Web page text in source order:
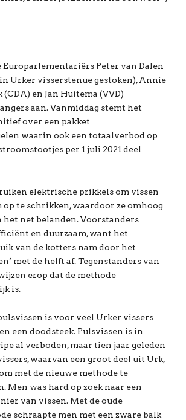
Europarlementariërs Peter van Dalen
Urker visserstenue gestoken), Annie
en Jan Huitema (VVD)
aan. Vanmiddag stemt het
over een pakket
waarin ook een totaalverbod op
per 1 juli 2021 deel
elektrische prikkels om vissen
op te schrikken, waardoor ze omhoog
het net belanden. Voorstanders
en duurzaam, want het
van de kotters nam door het
met de helft af. Tegenstanders van
erop dat de methode
is.
is voor veel Urker vissers
een doodsteek. Pulsvissen is in
al verboden, maar tien jaar geleden
waarvan een groot deel uit Urk,
met de nieuwe methode te
Men was hard op zoek naar een
van vissen. Met de oude
schraapte men met een zware balk